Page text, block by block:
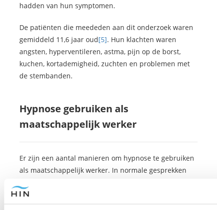
hadden van hun symptomen.
De patiënten die meededen aan dit onderzoek waren
gemiddeld 11,6 jaar oud[5]. Hun klachten waren
angsten, hyperventileren, astma, pijn op de borst,
kuchen, kortademigheid, zuchten en problemen met
de stembanden.
Hypnose gebruiken als
maatschappelijk werker
Er zijn een aantal manieren om hypnose te gebruiken
als maatschappelijk werker. In normale gesprekken
te helpen, maar je kunt mensen ook uitleggen dat je
ze wilt helpen met hypnose en vragen of ze hiervoor